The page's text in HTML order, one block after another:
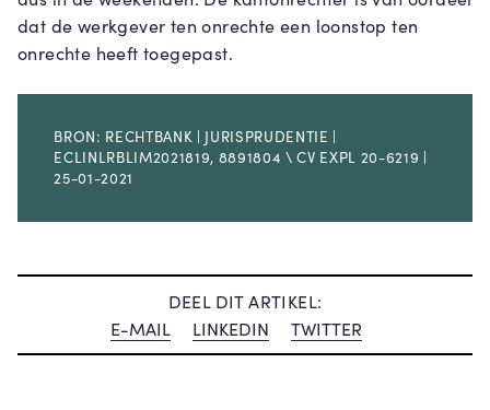
dat de werkgever ten onrechte een loonstop ten
onrechte heeft toegepast.
BRON: RECHTBANK | JURISPRUDENTIE |
ECLINLRBLIM2021819, 8891804 \ CV EXPL 20-6219 |
25-01-2021
DEEL DIT ARTIKEL:
E-MAIL
LINKEDIN TWITTER